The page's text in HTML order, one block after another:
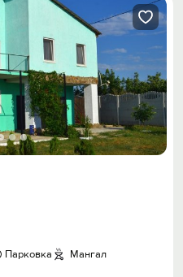
Парковка
Мангал